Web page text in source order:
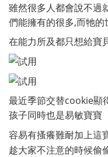
雖然很多人都會說不過
們能擁有的很多,而牠
在能力所及都只想給寶
最近季節交替cookie顯
孩子同時也是易敏寶寶
容易有搔癢難耐加上這
趁大家不注意的時候偷